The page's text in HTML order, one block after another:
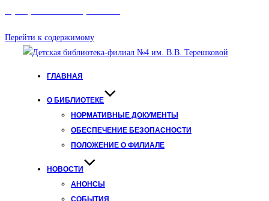
Перейти к содержимому
ГЛАВНАЯ
О БИБЛИОТЕКЕ
НОРМАТИВНЫЕ ДОКУМЕНТЫ
ОБЕСПЕЧЕНИЕ БЕЗОПАСНОСТИ
ПОЛОЖЕНИЕ О ФИЛИАЛЕ
НОВОСТИ
АНОНСЫ